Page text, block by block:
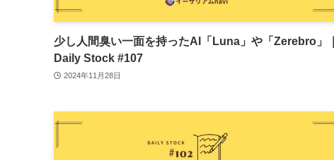
少し人間臭い一面を持ったAI「Luna」や「Zerebro」｜
Daily Stock #107
2024年11月28日